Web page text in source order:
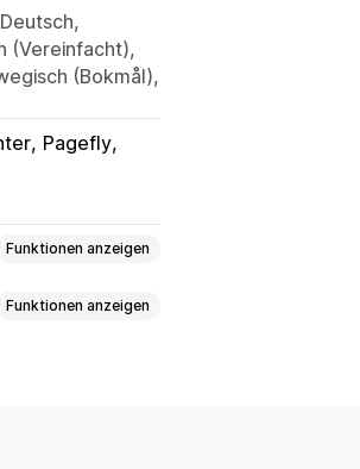
(Vereinfacht),
(Bokmål),
Pagefly
Funktionen anzeigen
Funktionen anzeigen